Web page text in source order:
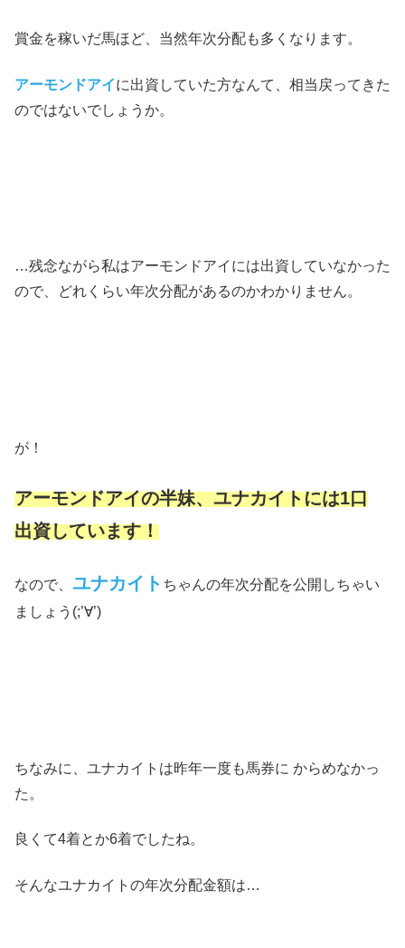
賞金を稼いだ馬ほど、当然年次分配も多くなります。
アーモンドアイに出資していた方なんて、相当戻ってきた
のではないでしょうか。
…残念ながら私はアーモンドアイには出資していなかった
ので、どれくらい年次分配があるのかわかりません。
が！
アーモンドアイの半妹、ユナカイトには1口
出資しています！
なので、 ユナカイト ちゃんの年次分配を公開しちゃい
ましょう(;’∀’)
ちなみに、ユナカイトは昨年一度も馬券に からめなかっ
た。
良くて4着とか6着でしたね。
そんなユナカイトの年次分配金額は…